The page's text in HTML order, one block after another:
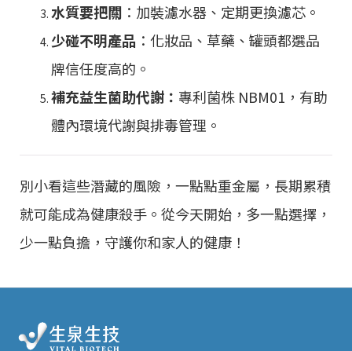
水質要把關 ：加裝濾水器、定期更換濾芯。
少碰不明產品 ：化妝品、草藥、罐頭都選品
牌信任度高的。
補充益生菌助代謝： 專利菌株 NBM01，有助
體內環境代謝與排毒管理。
別小看這些潛藏的風險，一點點重金屬，長期累積
就可能成為健康殺手。從今天開始，多一點選擇，
少一點負擔，守護你和家人的健康！